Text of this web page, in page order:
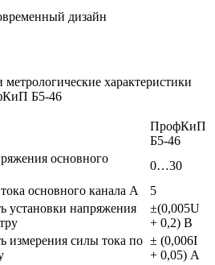
дизайн
характеристики
Б5-46
ПрофКиП
Б5-46
основного
0…30
основного канала А
5
установки напряжения
±(0,005U
+ 0,2) В
измерения силы тока по ± (0,006I
+ 0,05) А